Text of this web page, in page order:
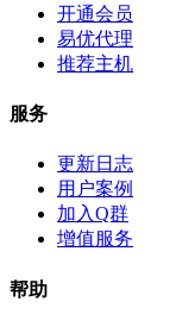
开通会员
易优代理
推荐主机
服务
更新日志
用户案例
加入Q群
增值服务
帮助